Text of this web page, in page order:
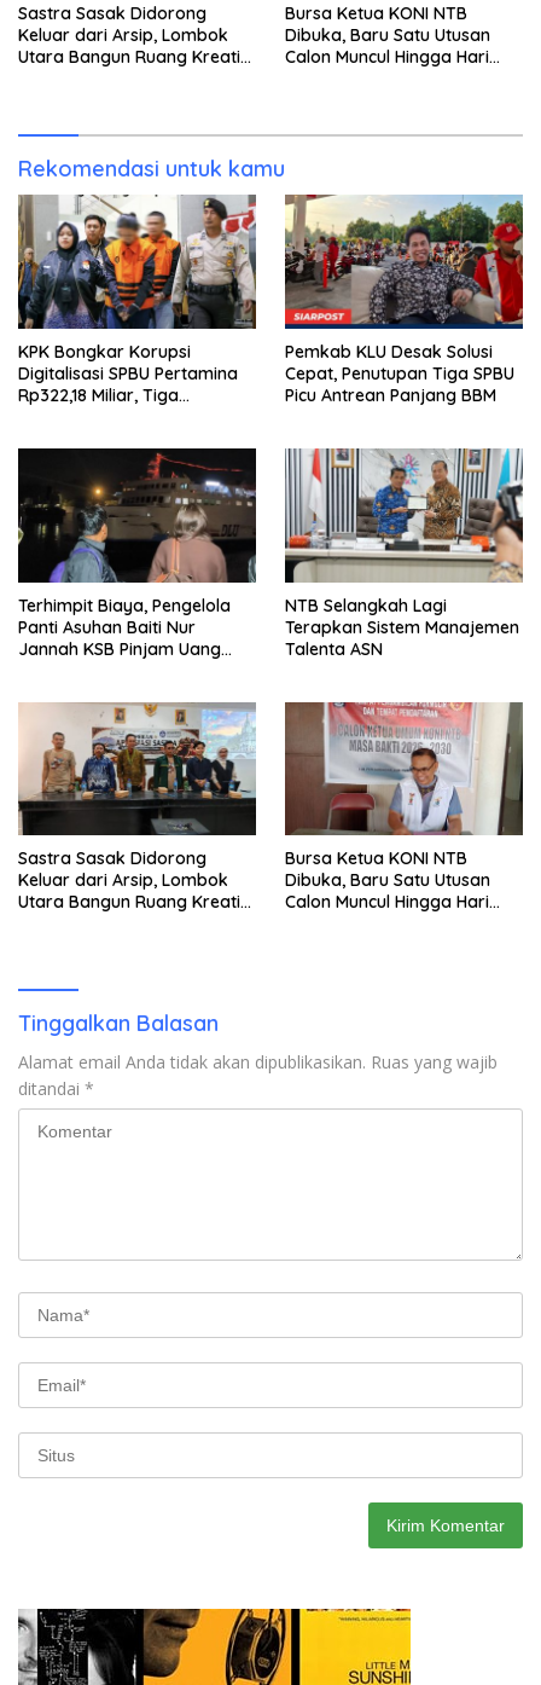
Sastra Sasak Didorong
Keluar dari Arsip, Lombok
Utara Bangun Ruang Kreatif
Bursa Ketua KONI NTB
Dibuka, Baru Satu Utusan
Calon Muncul Hingga Hari
Rekomendasi untuk kamu
KPK Bongkar Korupsi
Digitalisasi SPBU Pertamina
Rp322,18 Miliar, Tiga
Pemkab KLU Desak Solusi
Cepat, Penutupan Tiga SPBU
Picu Antrean Panjang BBM
Terhimpit Biaya, Pengelola
Panti Asuhan Baiti Nur
Jannah KSB Pinjam Uang
Kunjung Tuntas
NTB Selangkah Lagi
Terapkan Sistem Manajemen
Talenta ASN
Sastra Sasak Didorong
Keluar dari Arsip, Lombok
Utara Bangun Ruang Kreatif
Bursa Ketua KONI NTB
Dibuka, Baru Satu Utusan
Calon Muncul Hingga Hari
Tinggalkan Balasan
Alamat email Anda tidak akan dipublikasikan. Ruas yang wajib
ditandai *